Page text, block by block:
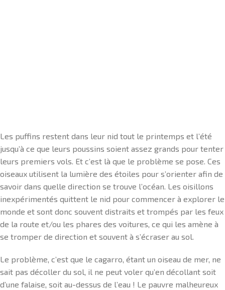
Les puffins restent dans leur nid tout le printemps et l’été
jusqu’à ce que leurs poussins soient assez grands pour tenter
leurs premiers vols. Et c’est là que le problème se pose. Ces
oiseaux utilisent la lumière des étoiles pour s’orienter afin de
savoir dans quelle direction se trouve l’océan. Les oisillons
inexpérimentés quittent le nid pour commencer à explorer le
monde et sont donc souvent distraits et trompés par les feux
de la route et/ou les phares des voitures, ce qui les amène à
se tromper de direction et souvent à s’écraser au sol.
Le problème, c’est que le cagarro, étant un oiseau de mer, ne
sait pas décoller du sol, il ne peut voler qu’en décollant soit
d’une falaise, soit au-dessus de l’eau ! Le pauvre malheureux